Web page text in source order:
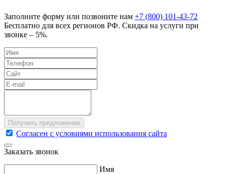
Заполните форму или позвоните нам +7 (800) 101-43-72
Бесплатно для всех регионов РФ. Скидка на услуги при
звонке – 5%.
Согласен с условиями использования сайта
Заказать звонок
Имя